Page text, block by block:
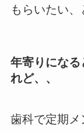
もらいたい、
年寄りにな
れど、、
歯科で定期メ